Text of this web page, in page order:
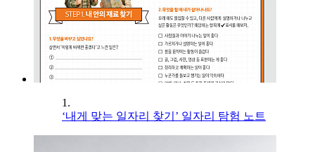
1.
‘내게 맞는 일자리 찾기’ 일자리 탐험 노트